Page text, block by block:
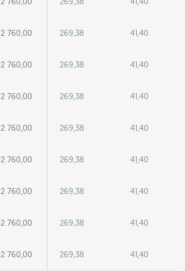
2 760,00 269,38 41,40
2 760,00 269,38 41,40
2 760,00 269,38 41,40
2 760,00 269,38 41,40
2 760,00 269,38 41,40
2 760,00 269,38 41,40
2 760,00 269,38 41,40
2 760,00 269,38 41,40